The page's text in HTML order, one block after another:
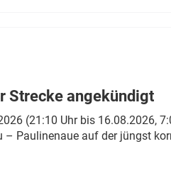
Strecke angekündigt
(21:10 Uhr bis 16.08.2026,
Paulinenaue auf der jüngst